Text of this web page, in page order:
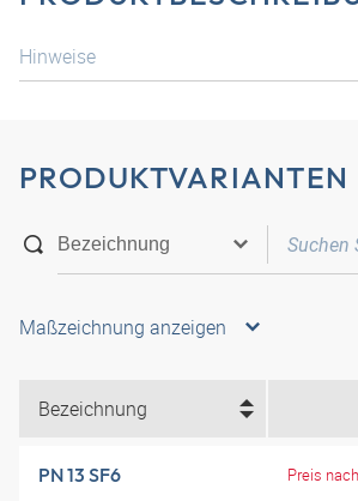
Hinweise
PRODUKTVARIANTEN
Maßzeichnung anzeigen
Bezeichnung
PN 13 SF6 Preis